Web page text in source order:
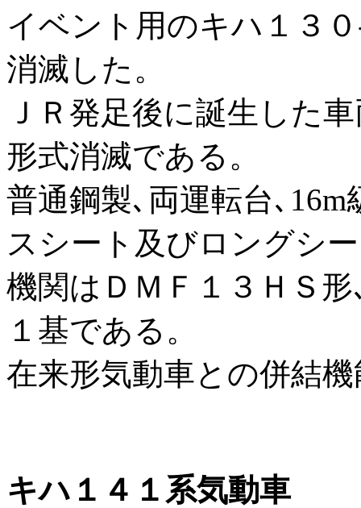
イベント用のキハ１３
消滅した。
ＪＲ発足後に誕生した
形式消滅である。
普通鋼製､両運転台､
スシート及びロングシ
機関はＤＭＦ１３ＨＳ形
１基である。
在来形気動車との併結
キハ１４１系気動車